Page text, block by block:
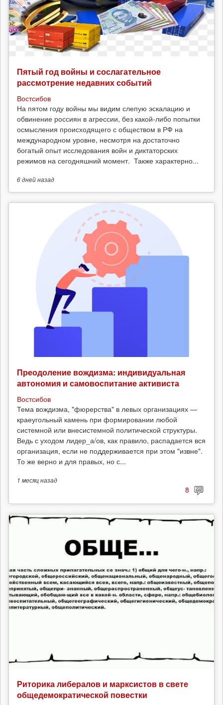
Пятый год войны и сослагательное
рассмотрение недавних событий
Востсибов
На пятом году войны мы видим слепую эскалацию и
обвинение россиян в агрессии, без какой-либо попытки
осмысления происходящего с обществом в РФ на
международном уровне, несмотря на достаточно
богатый опыт исследования войн и диктаторских
режимов на сегодняшний момент. Также характерно...
6 днейназад
Преодоление вождизма: индивидуальная
автономия и самовоспитание активиста
Востсибов
Тема вождизма, "фюрерства" в левых организациях —
краеугольный камень при формировании любой
системной или внесистемной политической структуры.
Ведь с уходом лидер_а/ов, как правило, распадается вся
организация, если не поддерживается при этом "извне".
То же верно и для правых, но с...
1 месяцназад
8
Риторика либералов и марксистов в свете
общедемократической повестки